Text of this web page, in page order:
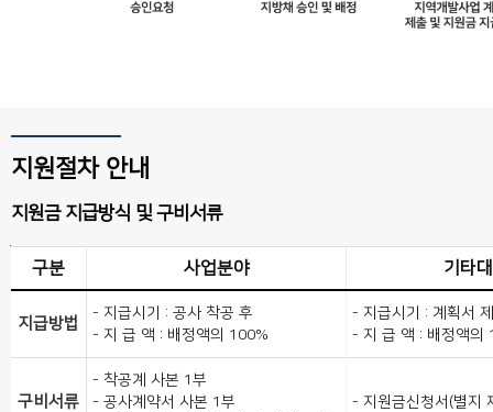
지원절차 안내
지원금 지급방식 및 구비서류
구분 사업분야 기타
지급방법
- 지급시기 : 공사 착공 후
- 지 급 액 : 배정액의 100%
- 지급시기 : 계획서
- 지 급 액 : 배정액의
구비서류
- 착공계 사본 1부
- 공사계약서 사본 1부
- 지원금신청서(별지